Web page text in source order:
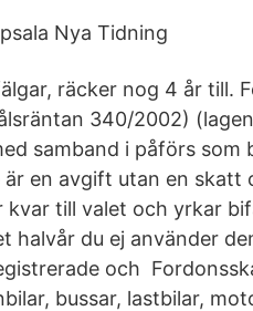
Nya Tidning
räcker nog 4 år till.
340/2002)
samband i påförs som
en avgift utan en skatt
till valet och yrkar
halvår du ej använder
och
bussar, lastbilar,